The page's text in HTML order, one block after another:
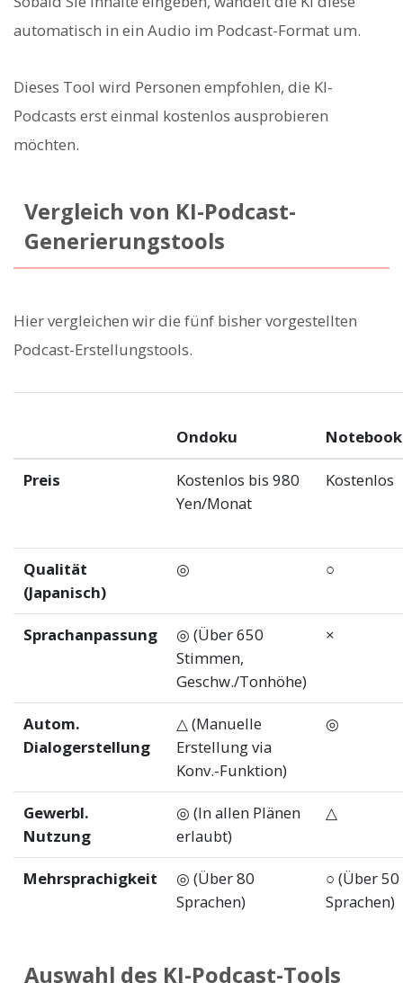
automatisch in ein Audio im Podcast-Format um.
Dieses Tool wird Personen empfohlen, die KI-
Podcasts erst einmal kostenlos ausprobieren
möchten.
Vergleich von KI-Podcast-
Generierungstools
Hier vergleichen wir die fünf bisher vorgestellten
Podcast-Erstellungstools.
Ondoku
Preis
Kostenlos bis 980
Yen/Monat
Kostenlos
Qualität
(Japanisch)
◎ ○
Sprachanpassung
◎ (Über 650
Stimmen,
Geschw./Tonhöhe)
×
Autom.
Dialogerstellung
△ (Manuelle
Erstellung via
Konv.-Funktion)
◎
Gewerbl.
Nutzung
◎ (In allen Plänen
erlaubt)
△
Mehrsprachigkeit
◎ (Über 80
Sprachen)
○ (Über 50
Sprachen)
Auswahl des KI-Podcast-Tools